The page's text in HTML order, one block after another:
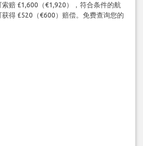
赔 £1,600（€1,920），符合条件的航
得 £520（€600）赔偿。免费查询您的